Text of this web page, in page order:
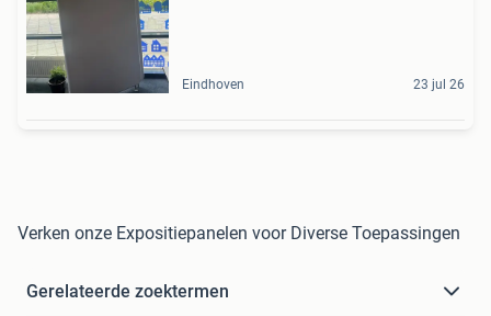
Eindhoven 23 jul 26
Verken onze Expositiepanelen voor Diverse Toepassingen
Gerelateerde zoektermen